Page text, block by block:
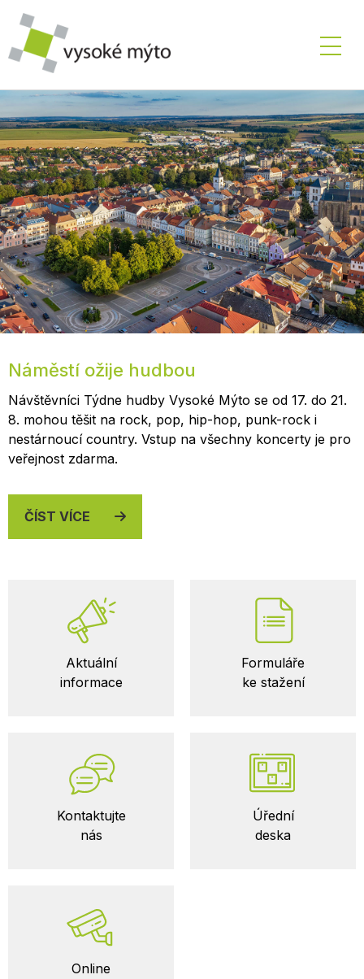
Náměstí ožije hudbou
Návštěvníci Týdne hudby Vysoké Mýto se od 17. do 21.
8. mohou těšit na rock, pop, hip-hop, punk-rock i
nestárnoucí country. Vstup na všechny koncerty je pro
veřejnost zdarma.
ČÍST VÍCE
Důležité
odkazy
Aktuální
informace
Formuláře
ke stažení
Kontaktujte
nás
Úřední
deska
Online